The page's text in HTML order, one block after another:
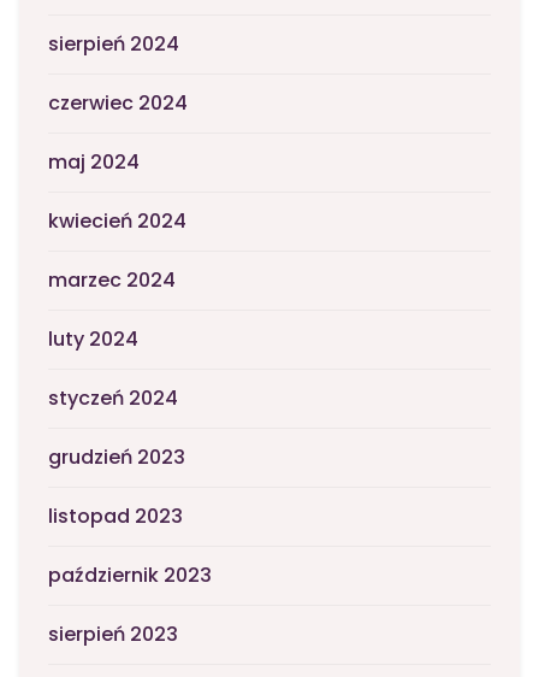
sierpień 2024
czerwiec 2024
maj 2024
kwiecień 2024
marzec 2024
luty 2024
styczeń 2024
grudzień 2023
listopad 2023
październik 2023
sierpień 2023